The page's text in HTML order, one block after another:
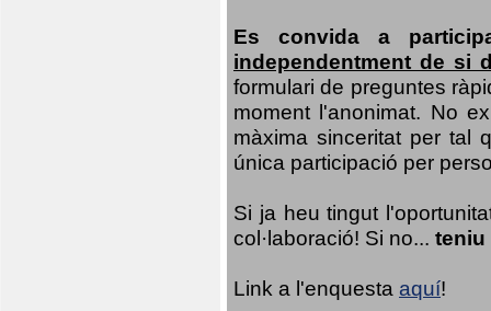
Es convida a
independentment de si
formulari de preguntes
moment l'anonimat. No
màxima sinceritat per tal
única participació per
Si ja heu tingut
col·laboració! Si no... teniu
Link a l'enquesta aquí!